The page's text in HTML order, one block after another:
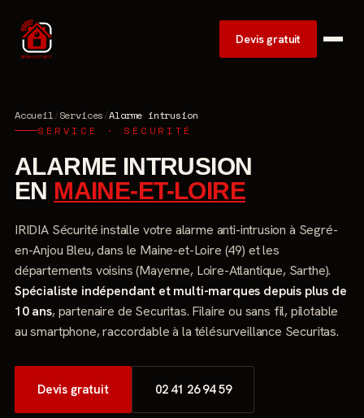
Devis gratuit
Accueil/Services/Alarme intrusion
SERVICE · SÉCURITÉ
ALARME INTRUSION
EN MAINE-ET-LOIRE
IRIDIA Sécurité installe votre alarme anti-intrusion à Segré-
en-Anjou Bleu, dans le Maine-et-Loire (49) et les
départements voisins (Mayenne, Loire-Atlantique, Sarthe).
Spécialiste indépendant et multi-marques depuis plus de
10 ans, partenaire de Securitas. Filaire ou sans fil, pilotable
au smartphone, raccordable à la télésurveillance Securitas.
Devis gratuit 02 41 26 94 59